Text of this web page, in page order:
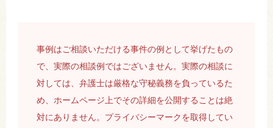
事例はご相談いただける事件の例として挙げたもの
で、実際の相談例ではございません。実際の相談に
対しては、弁護士は厳格な守秘義務を負っているた
め、ホームページ上でその詳細を公開することは絶
対にありません。プライバシーマークを取得してい